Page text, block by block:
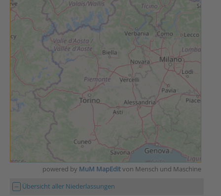
powered by MuM MapEditvon Mensch und Maschine
Übersicht aller Niederlassungen